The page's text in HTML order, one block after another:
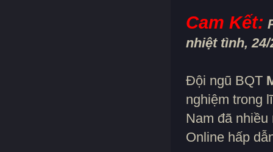
Cam Kết:
nhiệt tình,
Đội ngũ BQT
nghiệm trong
Nam đã
Online hấp